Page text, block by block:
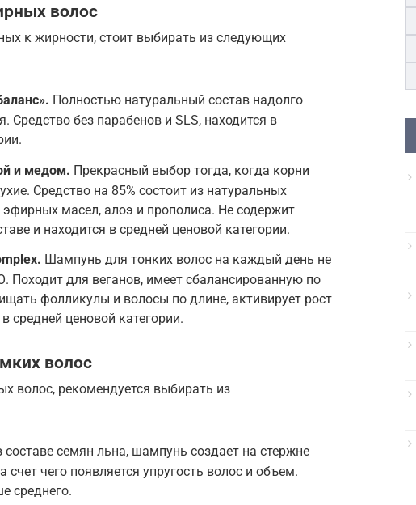
волос
к жирности, стоит выбирать из следующих
Полностью натуральный состав надолго
Средство без парабенов и SLS, находится в
и медом. Прекрасный выбор тогда, когда корни
Средство на 85% состоит из натуральных
масел, алоэ и прополиса. Не содержит
и находится в средней ценовой категории.
Шампунь для тонких волос на каждый день не
Походит для веганов, имеет сбалансированную по
фолликулы и волосы по длине, активирует рост
средней ценовой категории.
волос
волос, рекомендуется выбирать из
составе семян льна, шампунь создает на стержне
счет чего появляется упругость волос и объем.
среднего.